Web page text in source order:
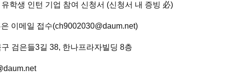
학생 인턴 기업 참여 신청서 (신청서 내 증빙 必)
이메일 접수(ch9002030@daum.net)
검은들3길 38, 한나프라자빌딩 8층